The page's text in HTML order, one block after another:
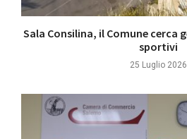
Sala Consilina, il Comune cerca
sportivi
25 Luglio 2026